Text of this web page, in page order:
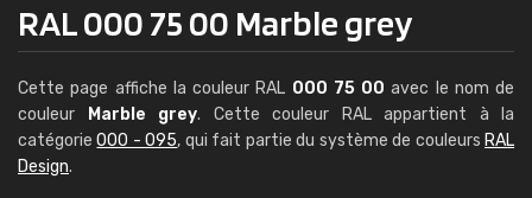
RAL 000 75 00 Marble grey
Cette page affiche la couleur RAL 000 75 00 avec le nom de
couleur
Marble grey. Cette couleur RAL appartient à la
catégorie000 - 095, qui fait partie du système de couleurs RAL
Design.